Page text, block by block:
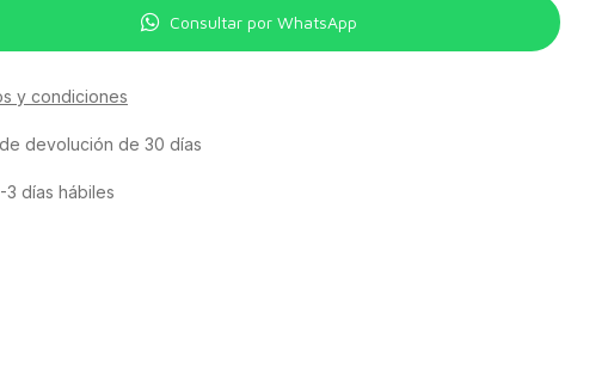
Consultar por WhatsApp
y condiciones
devolución de 30 días
3 días hábiles